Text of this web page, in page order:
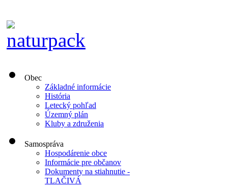
Obec
Základné informácie
História
Letecký pohľad
Územný plán
Kluby a združenia
Samospráva
Hospodárenie obce
Informácie pre občanov
Dokumenty na stiahnutie -
TLAČIVÁ